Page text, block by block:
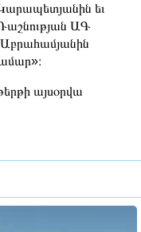
եւ
ԱԳ
այսօրվա